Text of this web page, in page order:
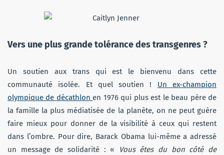
Vers une plus grande tolérance des transgenres ?
Un soutien aux trans qui est le bienvenu dans cette
communauté isolée. Et quel soutien ! Un ex-champion
olympique de décathlon en 1976 qui plus est le beau père de
la famille la plus médiatisée de la planète, on ne peut guère
faire mieux pour donner de la visibilité à ceux qui restent
dans l’ombre. Pour dire, Barack Obama lui-même a adressé
un message de solidarité : «
Vous êtes du bon côté de